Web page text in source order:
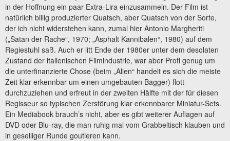
in der Hoffnung ein paar Extra-Lira einzusammeln. Der Film ist
natürlich billig produzierter Quatsch, aber Quatsch von der Sorte,
der ich nicht widerstehen kann, zumal hier Antonio Margheriti
(„Satan der Rache“, 1970; „Asphalt Kannibalen“, 1980) auf dem
Regiestuhl saß. Auch er litt Ende der 1980er unter dem desolaten
Zustand der italienischen Filmindustrie, war aber Profi genug um
die unterfinanzierte Chose (beim „Alien“ handelt es sich die meiste
Zeit klar erkennbar um einen umgebauten Bagger) flott
durchzuziehen und erfreut in der zweiten Hälfte mit der für diesen
Regisseur so typischen Zerstörung klar erkennbarer Miniatur-Sets.
Ein Mediabook brauch’s nicht, aber es gibt weiterer Auflagen auf
DVD oder Blu-ray, die man ruhig mal vom Grabbeltisch klauben und
in geselliger Runde goutieren kann.